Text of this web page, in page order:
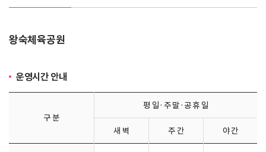
왕숙체육공원
운영시간 안내
구 분
평 일 · 주 말 · 공 휴 일
새 벽 주 간 야 간